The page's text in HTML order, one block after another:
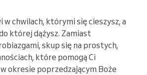
w chwilach, którymi się cieszysz, a
której dążysz. Zamiast
skup się na prostych,
które pomogą Ci
okresie poprzedzającym Boże